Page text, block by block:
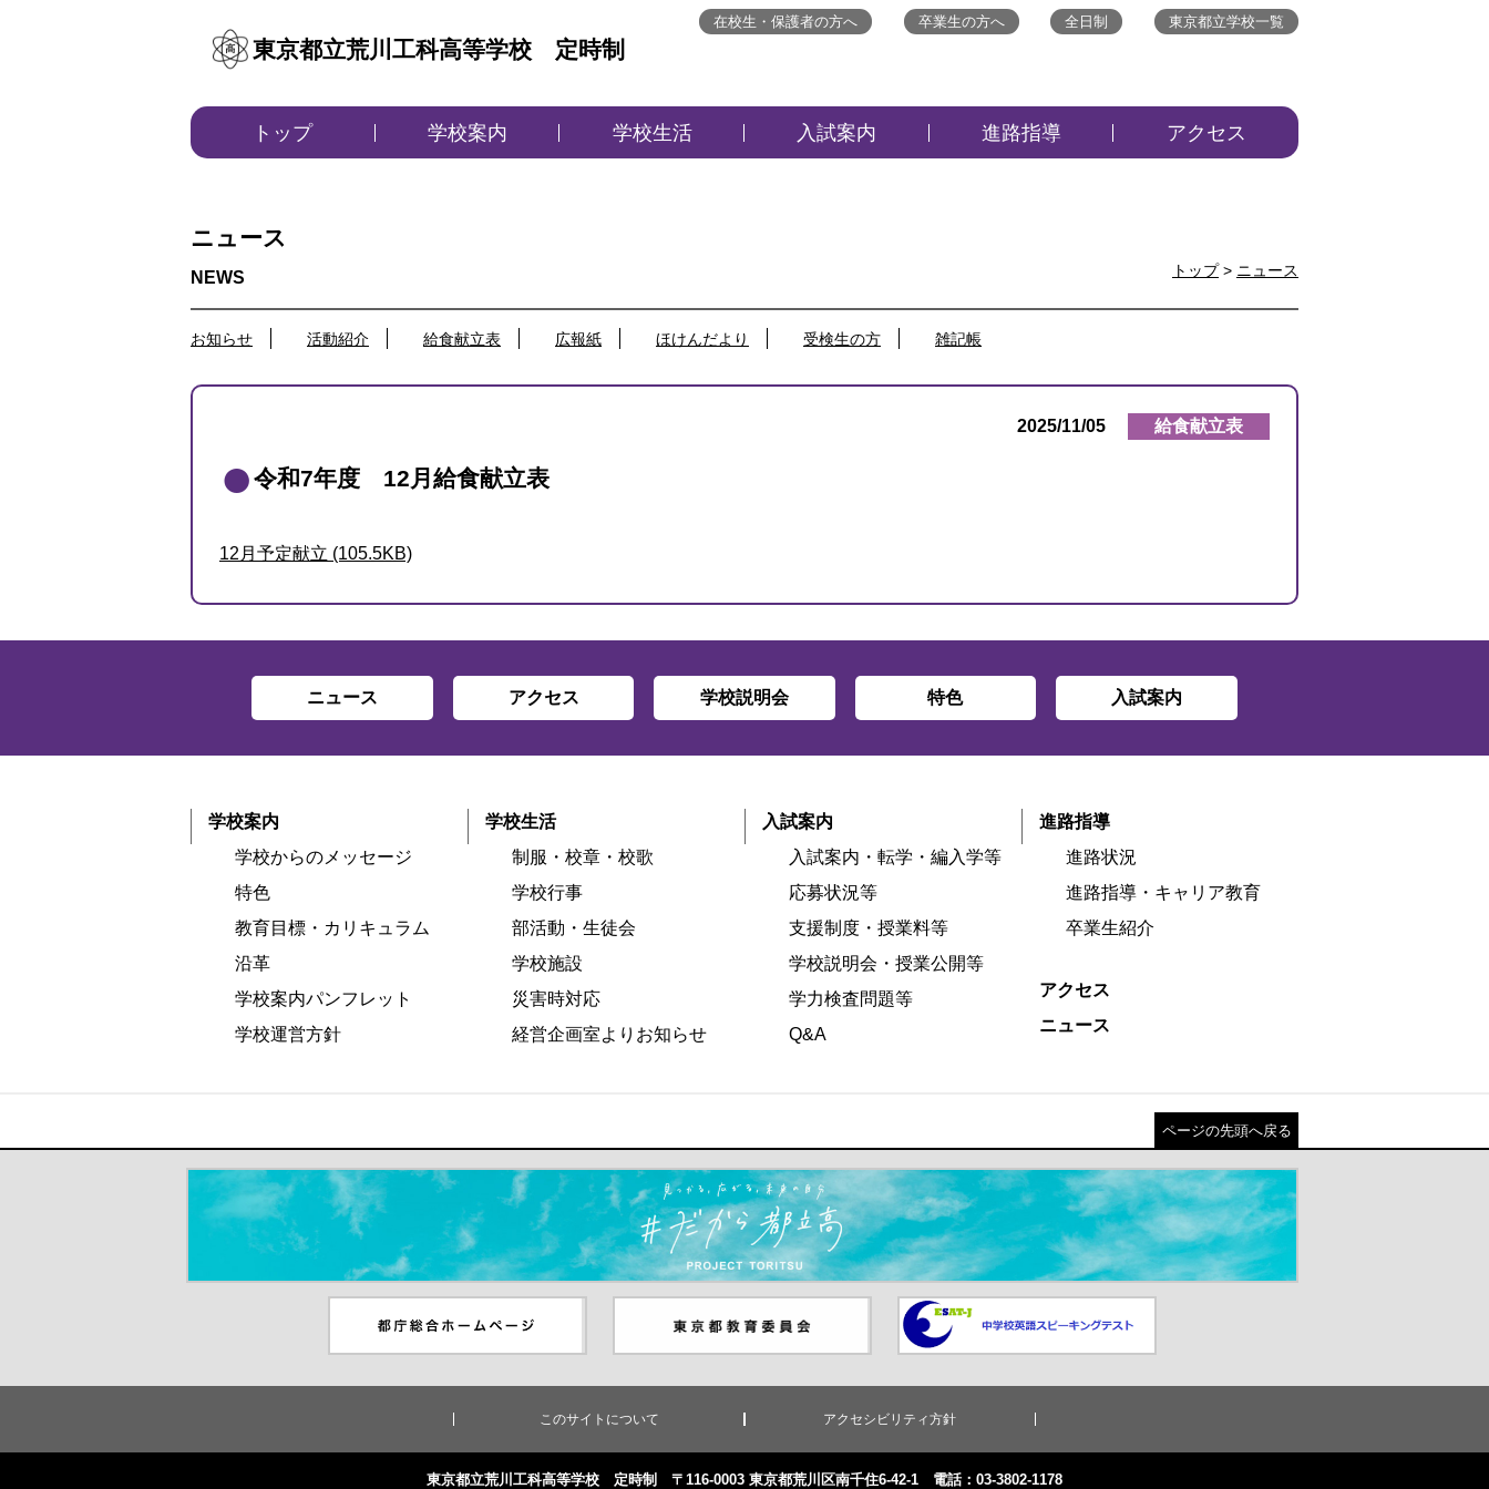
東京都立荒川工科高等学校 定時制
トップ 学校案内 学校生活 入試案内 進路指導 アクセス
在校生・保護者の方へ 卒業生の方へ 東京都立学校一覧
全日制
トップ> ニュース
ニュース
お知らせ 活動紹介 給食献立表 広報紙 ほけんだより 受検生の方 雑記帳
2025/11/05 給食献立表
令和7年度 12月給食献立表
12月予定献立 (105.5KB)
ニュース アクセス 学校説明会 特色 入試案内
学校案内
学校からのメッセージ
特色
教育目標・カリキュラム
沿革
学校案内パンフレット
学校運営方針
学校生活
制服・校章・校歌
学校行事
部活動・生徒会
学校施設
災害時対応
経営企画室よりお知らせ
入試案内
入試案内・転学・編入学等
応募状況等
支援制度・授業料等
学校説明会・授業公開等
学力検査問題等
Q&A
進路指導
進路状況
進路指導・キャリア教育
卒業生紹介
アクセス
ニュース
ページの先頭へ戻る
＃だから都立高（別ウインドウが開きます）
ンドウが開きます）
ウが開きます）
中学校英語スピーキングテスト
（別ウインドウが開きます）
このサイトについて アクセシビリティ方針
東京都立荒川工科高等学校 定時制 〒116-0003 東京都荒川区南千住6-42-1 電話：03-3802-1178